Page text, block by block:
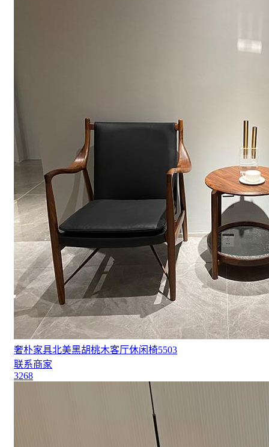
奢朴家具北美黑胡桃木客厅休闲椅5503
联系商家
3268